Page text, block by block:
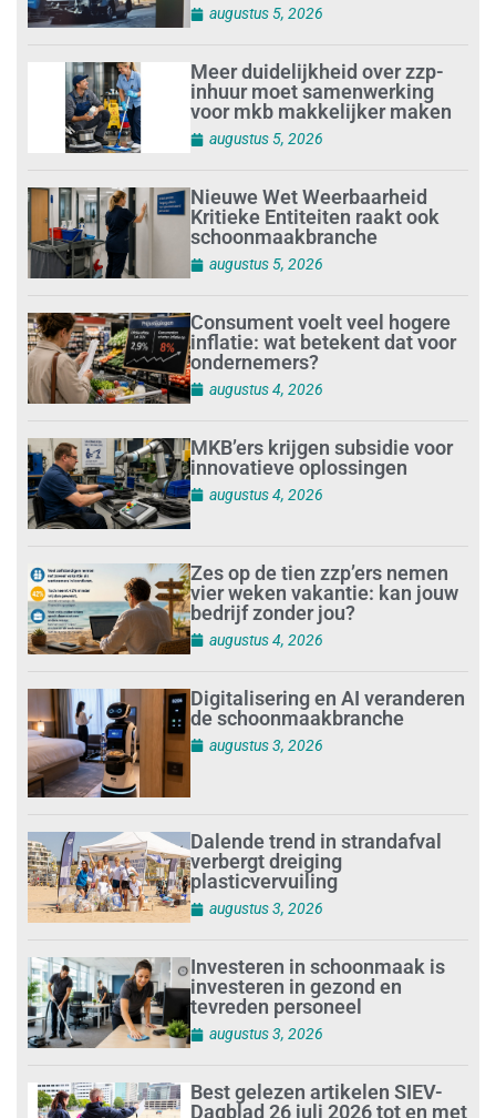
augustus 5, 2026
Meer duidelijkheid over zzp-
inhuur moet samenwerking
voor mkb makkelijker maken
augustus 5, 2026
Nieuwe Wet Weerbaarheid
Kritieke Entiteiten raakt ook
schoonmaakbranche
augustus 5, 2026
Consument voelt veel hogere
inflatie: wat betekent dat voor
ondernemers?
augustus 4, 2026
MKB’ers krijgen subsidie voor
innovatieve oplossingen
augustus 4, 2026
Zes op de tien zzp’ers nemen
vier weken vakantie: kan jouw
bedrijf zonder jou?
augustus 4, 2026
Digitalisering en AI veranderen
de schoonmaakbranche
augustus 3, 2026
Dalende trend in strandafval
verbergt dreiging
plasticvervuiling
augustus 3, 2026
Investeren in schoonmaak is
investeren in gezond en
tevreden personeel
augustus 3, 2026
Best gelezen artikelen SIEV-
Dagblad 26 juli 2026 tot en met